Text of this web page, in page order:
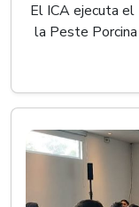
El ICA ejecuta el
la Peste